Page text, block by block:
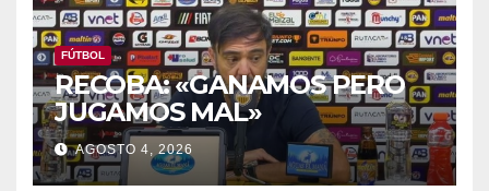
FÚTBOL
RECOBA: «GANAMOS PERO
JUGAMOS MAL»
AGOSTO 4, 2026